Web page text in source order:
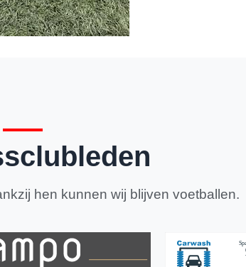
hen kunnen wij blijven voetballen.